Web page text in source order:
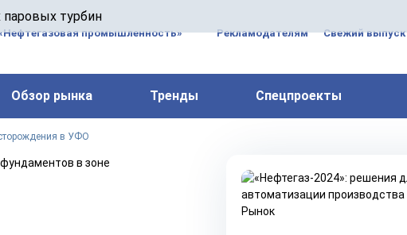
турбин
и паровых турбин, комплексным ремонтом,
и компрессоров, которые работают на нефтегазовых,
промышленность» Рекламодателям Свежий выпуск
Обзор рынка Тренды Спецпроекты
в УФО
Рынок